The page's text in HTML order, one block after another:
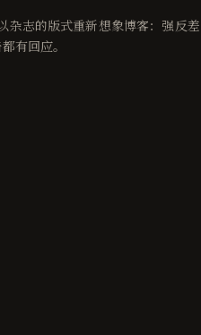
志的版式重新想象博客：强反差
有回应。